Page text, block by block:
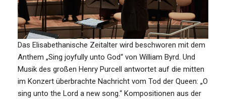
Das Elisabethanische Zeitalter wird beschworen mit dem
Anthem „Sing joyfully unto God“ von William Byrd. Und
Musik des großen Henry Purcell antwortet auf die mitten
im Konzert überbrachte Nachricht vom Tod der Queen: „O
sing unto the Lord a new song.“ Kompositionen aus der